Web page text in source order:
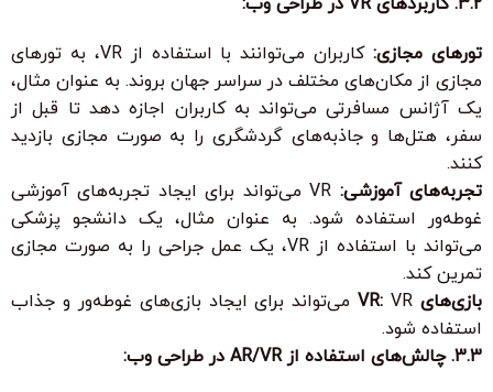
تورهای مجازی:
کاربران می‌توانند با استفاده از VR، به تورهای
مجازی از مکان‌های مختلف در سراسر جهان بروند. به عنوان مثال،
یک آژانس مسافرتی می‌تواند به کاربران اجازه دهد تا قبل از
سفر، هتل‌ها و جاذبه‌های گردشگری را به صورت مجازی بازدید
کنند.
تجربه‌های آموزشی:
VR می‌تواند برای ایجاد تجربه‌های آموزشی
غوطه‌ور استفاده شود. به عنوان مثال، یک دانشجو پزشکی
می‌تواند با استفاده از VR، یک عمل جراحی را به صورت مجازی
تمرین کند.
بازی‌های VR:
VR می‌تواند برای ایجاد بازی‌های غوطه‌ور و جذاب
استفاده شود.
3.3. چالش‌های استفاده از AR/VR در طراحی وب: